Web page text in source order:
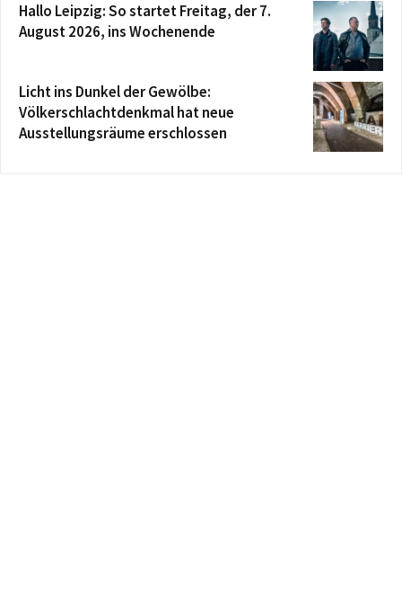
Hallo Leipzig: So startet Freitag, der 7.
August 2026, ins Wochenende
Licht ins Dunkel der Gewölbe:
Völkerschlachtdenkmal hat neue
Ausstellungsräume erschlossen